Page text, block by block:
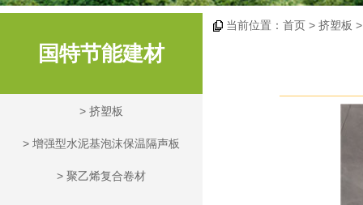
国特节能建材
> 挤塑板
> 增强型水泥基泡沫保温隔声板
> 聚乙烯复合卷材
当前位置： 首页 > 挤塑板